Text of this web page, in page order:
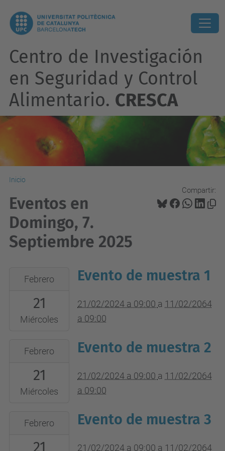
Centro de Investigación
en Seguridad y Control
Alimentario. CRESCA
Inicio
Compartir:
Eventos en
Domingo, 7.
Septiembre 2025
2024-
21T09:00:00+01:00
2064-
11T09:00:00+01:00
evento
Febrero
21
Miércoles
Evento de muestra 1
21/02/2024 a 09:00 a 11/02/2064
a 09:00
2024-
21T09:00:00+01:00
2064-
11T09:00:00+01:00
Febrero
21
Miércoles
Evento de muestra 2
21/02/2024 a 09:00 a 11/02/2064
a 09:00
2024-
21T09:00:00+01:00
Febrero
21
Evento de muestra 3
21/02/2024 a 09:00 a 11/02/2064